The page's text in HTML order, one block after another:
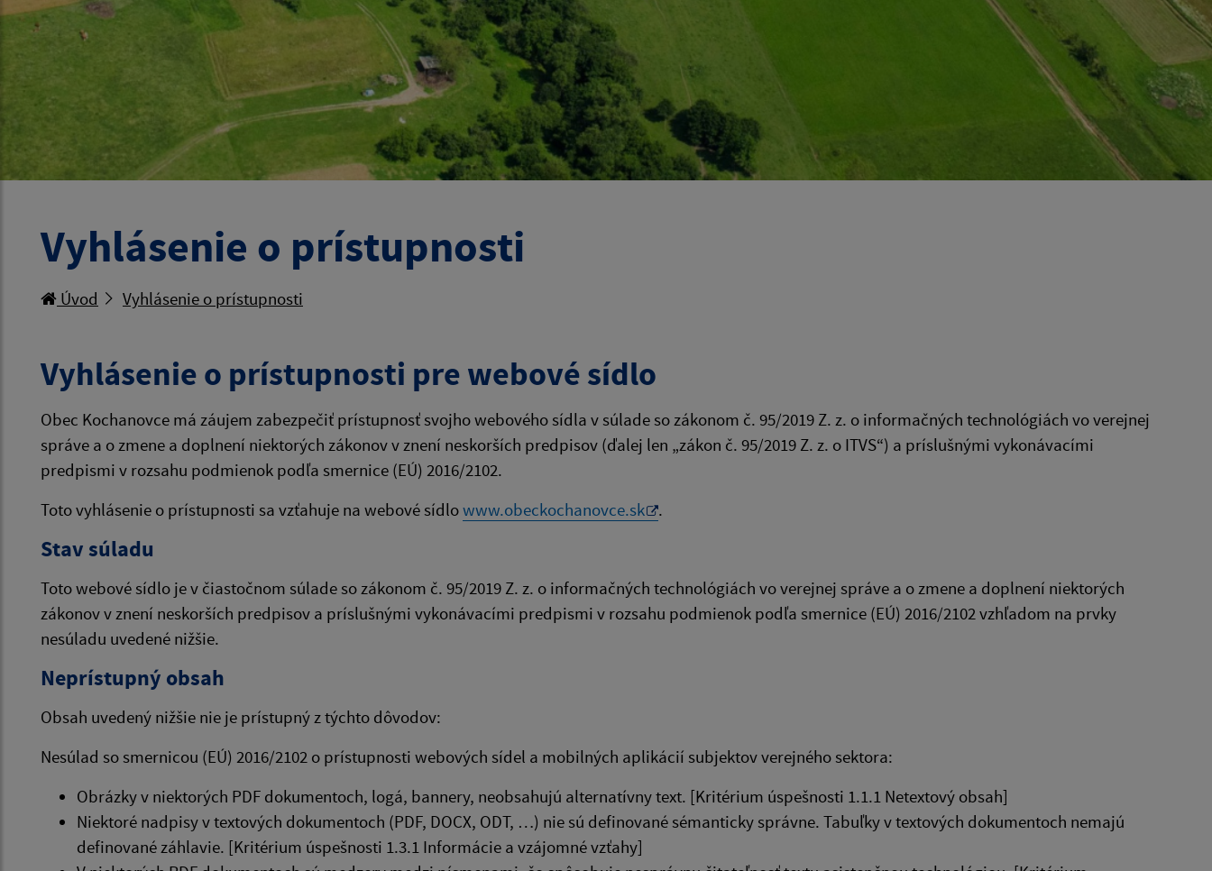
Vyhlásenie o prístupnosti
Úvod Vyhlásenie o prístupnosti
Vyhlásenie o prístupnosti pre webové sídlo
Obec Kochanovce má záujem zabezpečiť prístupnosť svojho webového sídla v súlade so zákonom č. 95/2019 Z. z. o informačných technológiách vo verejnej
správe a o zmene a doplnení niektorých zákonov v znení neskorších predpisov (ďalej len „zákon č. 95/2019 Z. z. o ITVS“) a príslušnými vykonávacími
predpismi v rozsahu podmienok podľa smernice (EÚ) 2016/2102.
Toto vyhlásenie o prístupnosti sa vzťahuje na webové sídlowww.obeckochanovce.sk .
Stav súladu
Toto webové sídlo je v čiastočnom súlade so zákonom č. 95/2019 Z. z. o informačných technológiách vo verejnej správe a o zmene a doplnení niektorých
zákonov v znení neskorších predpisov a príslušnými vykonávacími predpismi v rozsahu podmienok podľa smernice (EÚ) 2016/2102 vzhľadom na prvky
nesúladu uvedené nižšie.
Neprístupný obsah
Obsah uvedený nižšie nie je prístupný z týchto dôvodov:
Nesúlad so smernicou (EÚ) 2016/2102 o prístupnosti webových sídel a mobilných aplikácií subjektov verejného sektora:
Obrázky v niektorých PDF dokumentoch, logá, bannery, neobsahujú alternatívny text. [Kritérium úspešnosti 1.1.1 Netextový obsah]
Niektoré nadpisy v textových dokumentoch (PDF, DOCX, ODT, …) nie sú definované sémanticky správne. Tabuľky v textových dokumentoch nemajú
definované záhlavie. [Kritérium úspešnosti 1.3.1 Informácie a vzájomné vzťahy]